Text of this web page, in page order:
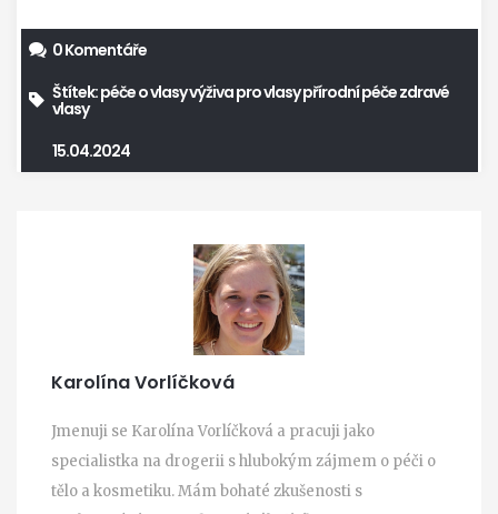
0 Komentáře
Štítek:péče o vlasyvýživa pro vlasypřírodní péčezdravé
vlasy
15.04.2024
Karolína Vorlíčková
Jmenuji se Karolína Vorlíčková a pracuji jako
specialistka na drogerii s hlubokým zájmem o péči o
tělo a kosmetiku. Mám bohaté zkušenosti s